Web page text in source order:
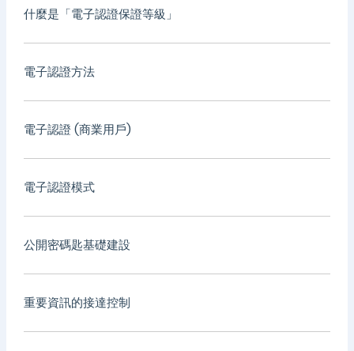
什麼是「電子認證保證等級」
電子認證方法
電子認證 (商業用戶)
電子認證模式
公開密碼匙基礎建設
重要資訊的接達控制